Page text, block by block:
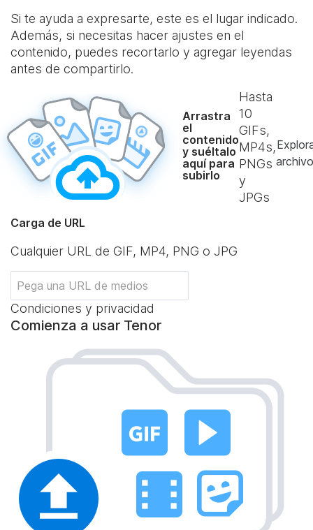
Si te ayuda a expresarte, este es el lugar indicado.
Además, si necesitas hacer ajustes en el
contenido, puedes recortarlo y agregar leyendas
antes de compartirlo.
Arrastra
el
contenido
y suéltalo
aquí para
subirlo
Hasta
10
GIFs,
MP4s,
PNGs
y
JPGs
Carga de URL
Cualquier URL de GIF, MP4, PNG o JPG
Condiciones y privacidad
Comienza a usar Tenor